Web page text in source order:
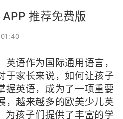
推荐免费版
语作为国际通用语言，
于家长来说，如何让孩子
握英语，成为了一项重要
，越来越多的欧美少儿英
为孩子们提供了丰富的学